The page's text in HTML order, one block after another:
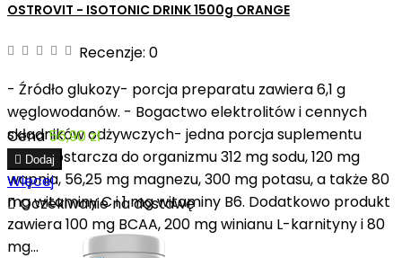
OSTROVIT - ISOTONIC DRINK 1500g ORANGE
Recenzje: 0
- Źródło glukozy- porcja preparatu zawiera 6,1 g
węglowodanów. - Bogactwo elektrolitów i cennych
składników odżywczych- jedna porcja suplementu
diety dostarcza do organizmu 312 mg sodu, 120 mg
wapnia, 56,25 mg magnezu, 300 mg potasu, a także 80
mg witaminy C i 1 mg witaminy B6. Dodatkowo produkt
zawiera 100 mg BCAA, 200 mg winianu L-karnityny i 80
mg...
Cena56,90 zł
 Dodaj
Więcej
Oczekiwanie na dostawę